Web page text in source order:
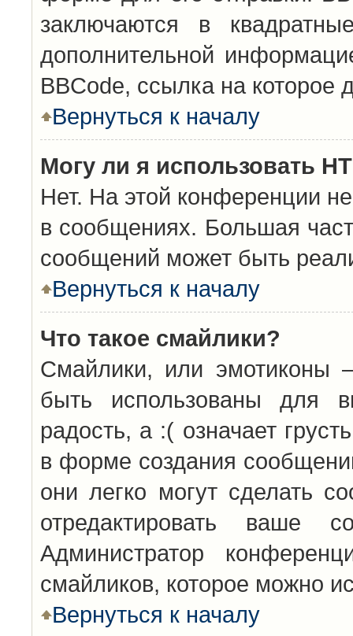
заключаются в
дополнительной
BBCode, ссылка на
Вернуться к началу
Могу ли я использовать
Нет. На этой конференции
в сообщениях. Большая
сообщений может быть
Вернуться к началу
Что такое смайлики?
Смайлики, или эмотиконы
быть использованы для
радость, а :( означает
в форме создания
они легко могут сделать
отредактировать ваше
Администратор
смайликов, которое можно
Вернуться к началу